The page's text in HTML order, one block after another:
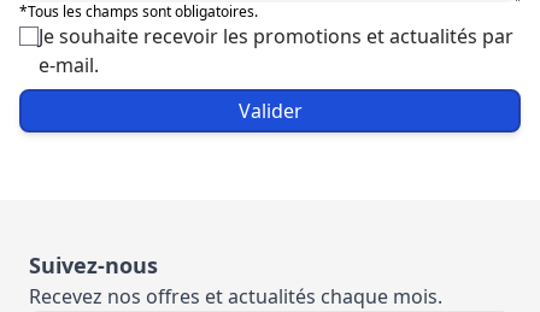
*Tous les champs sont obligatoires.
Je souhaite recevoir les promotions et actualités par
e-mail.
Valider
Suivez-nous
Recevez nos offres et actualités chaque mois.